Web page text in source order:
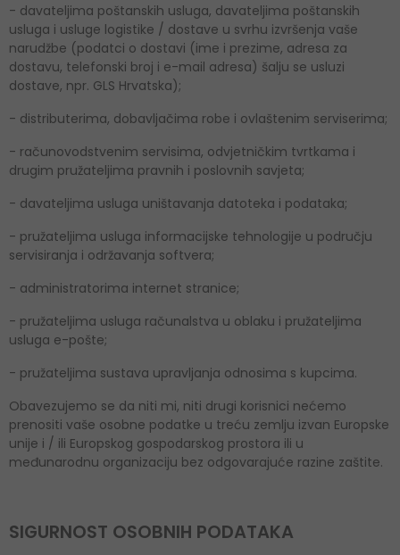
- davateljima poštanskih usluga, davateljima poštanskih
usluga i usluge logistike / dostave u svrhu izvršenja vaše
narudžbe (podatci o dostavi (ime i prezime, adresa za
dostavu, telefonski broj i e-mail adresa) šalju se usluzi
dostave, npr. GLS Hrvatska);
- distributerima, dobavljačima robe i ovlaštenim serviserima;
- računovodstvenim servisima, odvjetničkim tvrtkama i
drugim pružateljima pravnih i poslovnih savjeta;
- davateljima usluga uništavanja datoteka i podataka;
- pružateljima usluga informacijske tehnologije u području
servisiranja i održavanja softvera;
- administratorima internet stranice;
- pružateljima usluga računalstva u oblaku i pružateljima
usluga e-pošte;
- pružateljima sustava upravljanja odnosima s kupcima.
Obavezujemo se da niti mi, niti drugi korisnici nećemo
prenositi vaše osobne podatke u treću zemlju izvan Europske
unije i / ili Europskog gospodarskog prostora ili u
međunarodnu organizaciju bez odgovarajuće razine zaštite.
SIGURNOST OSOBNIH PODATAKA